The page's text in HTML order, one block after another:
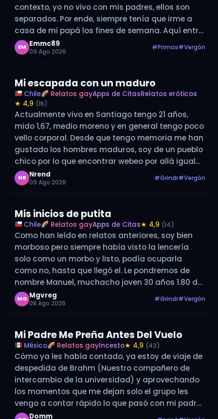
contexto, yo no vivo con mis padres, ellos son
separados. Por ende, siempre tenía que irme a
casa de mi papá los fines de semana. Aquí entra
a la historia mi primo (Al que…
EM Emmc89
09 Ago 2026
#Primos#Vergón
Mi escapada con un maduro
Chile Relatos gayApps de CitasRelatos eróticos
★ 4,9 (16)
Actualmente vivo en Santiago tengo 21 años,
mido 1,67, medio moreno y en general tengo poco
vello corporal. Desde que tengo memoria me han
gustado los hombres maduros, soy de un pueblo
chico por lo que encontrar webeo por allá igual
era difícil porque lo ideal es que nadie se…
NR Nrend
09 Ago 2026
#Grindr#Vergón
Mis inicios de putita
Chile Relatos gayApps de Citas★ 4,9 (14)
Como han leído en relatos anteriores, soy bien
morboso pero siempre había visto la lencería
solo como un morbo y listo, podía ocuparla
como no, hasta que llegó el. Le pondremos de
nombre Manuel, muchacho joven 30 años 1.80 de
piel blanca, pelo oscuro, muy piola pero se
guardaba un…
MG Mgvreg
08 Ago 2026
#Grindr#Vergón
Mi Padre Me Preña Antes Del Vuelo
México Relatos gayIncesto★ 4,9 (43)
Cómo ya les había contado, ya estoy de viaje de
despedida de Brahm (Nuestro compañero de
intercambio de la universidad) y aprovechando
los momentos que me dejan solo el grupo les
vengo a contar rápido lo que pasó con mi padre
antes del viaje. Me desperté temprano para
Domm